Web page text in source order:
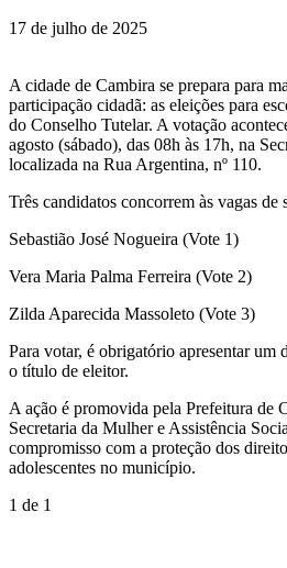
17 de julho de 2025
A cidade de Cambira se prepara para
participação cidadã: as eleições para
do Conselho Tutelar. A votação
agosto (sábado), das 08h às 17h, na
localizada na Rua Argentina, nº 110.
Três candidatos concorrem às vagas de
Sebastião José Nogueira (Vote 1)
Vera Maria Palma Ferreira (Vote 2)
Zilda Aparecida Massoleto (Vote 3)
Para votar, é obrigatório apresentar
o título de eleitor.
A ação é promovida pela Prefeitura de
Secretaria da Mulher e Assistência
compromisso com a proteção dos
adolescentes no município.
1 de 1